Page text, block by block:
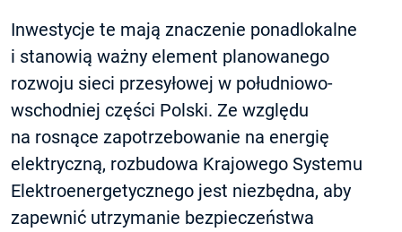
Inwestycje te mają znaczenie ponadlokalne
i stanowią ważny element planowanego
rozwoju sieci przesyłowej w południowo-
wschodniej części Polski. Ze względu
na rosnące zapotrzebowanie na energię
elektryczną, rozbudowa Krajowego Systemu
Elektroenergetycznego jest niezbędna, aby
zapewnić utrzymanie bezpieczeństwa